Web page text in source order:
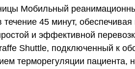
Мобильный
45 минут,
и эффективной
Shuttle, подключенный к
терморегуляции пациента,